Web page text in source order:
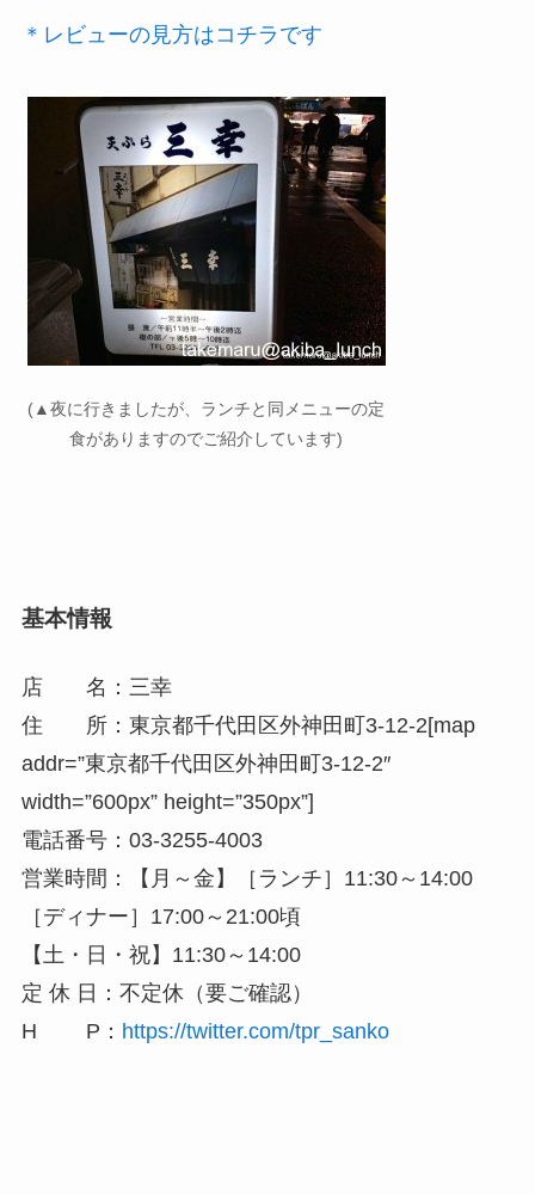
＊レビューの見方はコチラです
(▲夜に行きましたが、ランチと同メニューの定
食がありますのでご紹介しています)
基本情報
店 名：三幸
住 所：東京都千代田区外神田町3-12-2[map
addr=”東京都千代田区外神田町3-12-2″
width=”600px” height=”350px”]
電話番号：03-3255-4003
営業時間：【月～金】［ランチ］11:30～14:00
［ディナー］17:00～21:00頃
【土・日・祝】11:30～14:00
定 休 日：不定休（要ご確認）
H P： https://twitter.com/tpr_sanko